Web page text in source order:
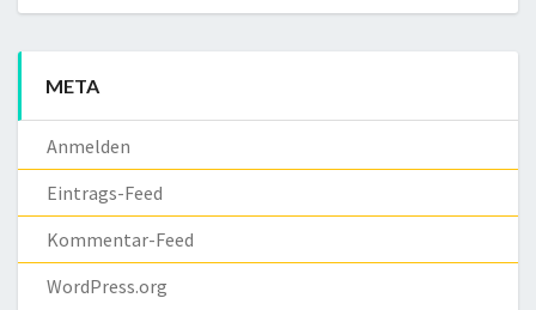
META
Anmelden
Eintrags-Feed
Kommentar-Feed
WordPress.org